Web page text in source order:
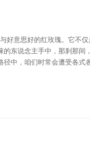
好意思好的红玫瑰。它不
东说念主手中，那刹那间
中，咱们时常会遭受各式